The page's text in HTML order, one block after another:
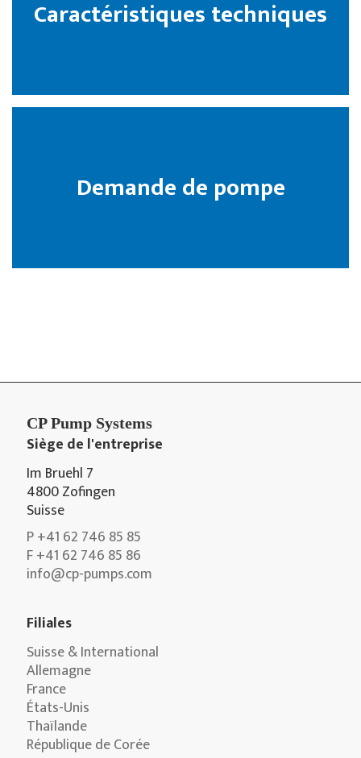
Caractéristiques techniques
Demande de pompe
CP Pump Systems
Siège de l'entreprise
Im Bruehl 7
4800 Zofingen
Suisse
P +41 62 746 85 85
F +41 62 746 85 86
info@cp-pumps.com
Filiales
Suisse & International
Allemagne
France
États-Unis
Thaïlande
République de Corée